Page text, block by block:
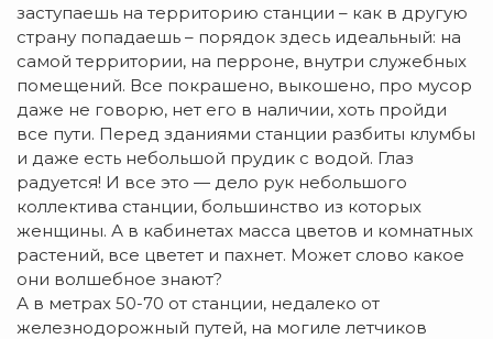
заступаешь на территорию станции – как в другую
страну попадаешь – порядок здесь идеальный: на
самой территории, на перроне, внутри служебных
помещений. Все покрашено, выкошено, про мусор
даже не говорю, нет его в наличии, хоть пройди
все пути. Перед зданиями станции разбиты клумбы
и даже есть небольшой прудик с водой. Глаз
радуется! И все это — дело рук небольшого
коллектива станции, большинство из которых
женщины. А в кабинетах масса цветов и комнатных
растений, все цветет и пахнет. Может слово какое
они волшебное знают?
А в метрах 50-70 от станции, недалеко от
железнодорожный путей, на могиле летчиков